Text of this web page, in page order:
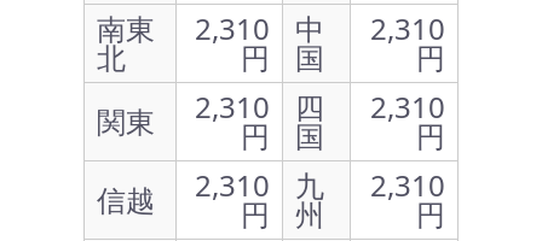
南東
北
2,310
円
中
国
2,310
円
関東
2,310
円
四
国
2,310
円
信越
2,310
円
九
州
2,310
円